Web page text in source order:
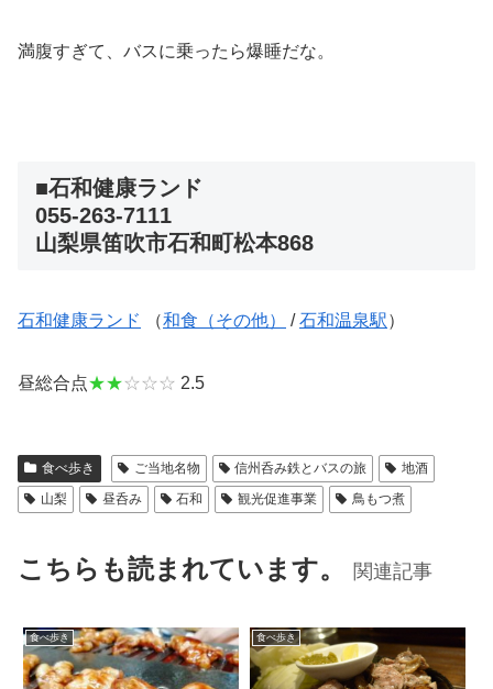
満腹すぎて、バスに乗ったら爆睡だな。
■石和健康ランド
055-263-7111
山梨県笛吹市石和町松本868
石和健康ランド （和食（その他） /石和温泉駅）
昼総合点★★☆☆☆ 2.5
食べ歩き ご当地名物 信州呑み鉄とバスの旅
地酒
山梨
昼呑み 石和 観光促進事業 鳥もつ煮
こちらも読まれています。 関連記事
食べ歩き 食べ歩き